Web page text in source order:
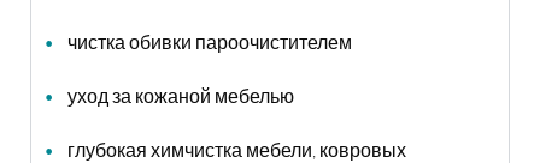
чистка обивки пароочистителем
уход за кожаной мебелью
глубокая химчистка мебели, ковровых